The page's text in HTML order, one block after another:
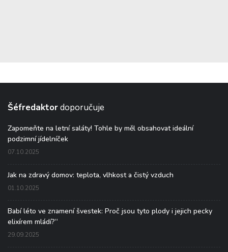
Šéfredaktordoporučuje
Zapomeňte na letní saláty! Tohle by měl obsahovat ideální
podzimní jídelníček
07.10.2025
Jak na zdravý domov: teplota, vlhkost a čistý vzduch
01.10.2025
Babí léto ve znamení švestek: Proč jsou tyto plody i jejich pecky
elixírem mládí?“
29.09.2025